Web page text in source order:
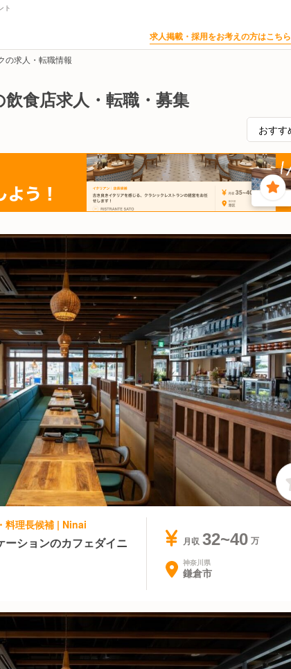
ト
求人掲載・採用をお考えの方はこちら
の求人・転職情報
食店求人・転職・募集
料理長候補 | Ninai
ーションのカフェダイニ
月収 32~40
神奈川県
鎌倉市